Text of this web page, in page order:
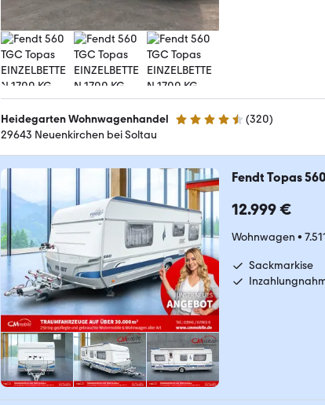
Heidegarten Wohnwagenhandel 4.6 Sterne (320)
29643 Neuenkirchen bei Soltau
Fendt Topas
12.999 €
Wohnwagen •
Sackmarkise